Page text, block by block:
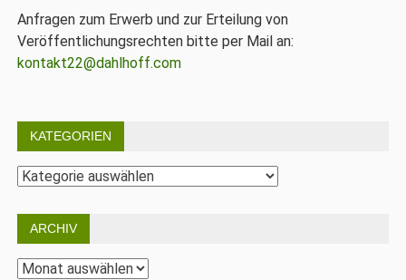
Anfragen zum Erwerb und zur Erteilung von
Veröffentlichungsrechten bitte per Mail an:
kontakt22@dahlhoff.com
KATEGORIEN
Kategorien
ARCHIV
Archiv